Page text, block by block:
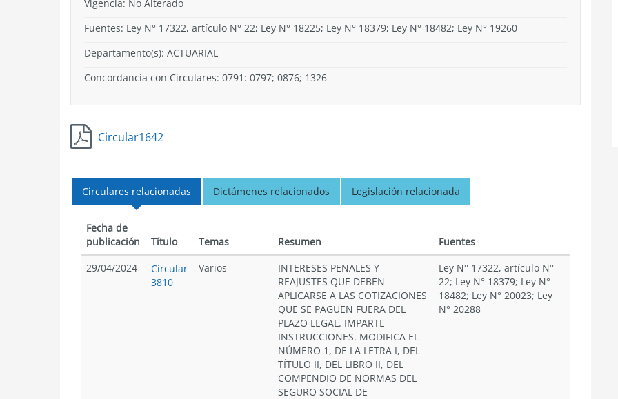
Vigencia: No Alterado
Fuentes: Ley N° 17322, artículo N° 22; Ley N° 18225; Ley N° 18379; Ley N° 18482; Ley N° 19260
Departamento(s): ACTUARIAL
Concordancia con Circulares: 0791: 0797; 0876; 1326
Circular1642
Circulares relacionadas Dictámenes relacionados Legislación relacionada
Fecha de
publicación
Título Temas Resumen
Fuentes
29/04/2024
Circular
3810
Varios
INTERESES PENALES Y
REAJUSTES QUE DEBEN
APLICARSE A LAS COTIZACIONES
QUE SE PAGUEN FUERA DEL
PLAZO LEGAL. IMPARTE
INSTRUCCIONES. MODIFICA EL
NÚMERO 1, DE LA LETRA I, DEL
TÍTULO II, DEL LIBRO II, DEL
COMPENDIO DE NORMAS DEL
SEGURO SOCIAL DE
Ley N° 17322, artículo N°
22; Ley N° 18379; Ley N°
18482; Ley N° 20023; Ley
N° 20288